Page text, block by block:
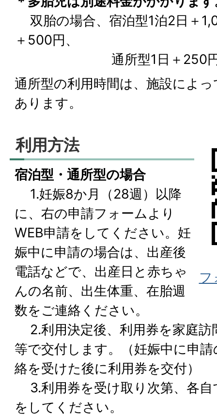
双胎の場合、宿泊型1泊2日＋
＋500円、
通所型1日＋250円と
通所型の利用時間は、施設によ
あります。
フ
利用方法
宿泊型・通所型の場合
1.妊娠8か月（28週）以降
に、右の申請フォームより
WEB申請をしてください。妊
娠中に申請の場合は、出産後
電話などで、出産日と赤ちゃ
んの名前、出生体重、在胎週
数をご連絡ください。
2.利用決定後、利用券を家庭訪
等で交付します。（妊娠中に申
絡を受けた後に利用券を交付）
3.利用券を受け取り次第、各自
をしてください。